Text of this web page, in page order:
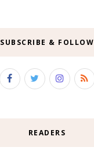
SUBSCRIBE & FOLLOW
READERS